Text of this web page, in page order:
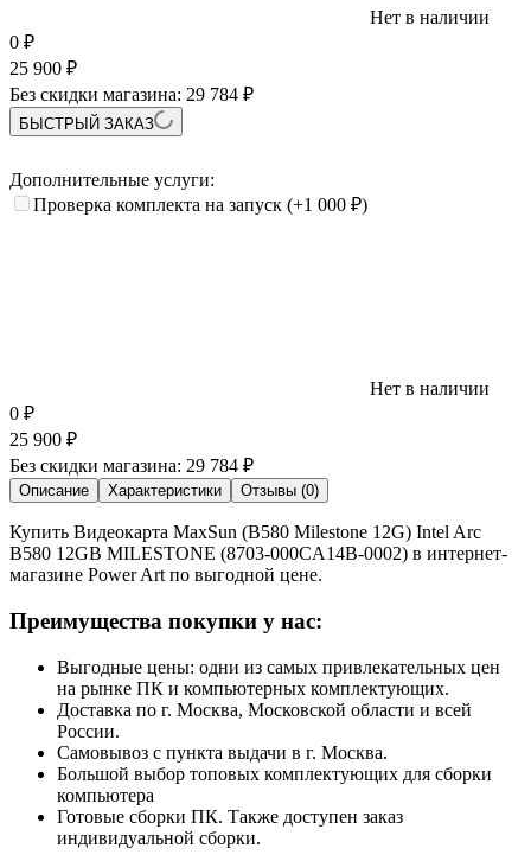
Нет в наличии
0 ₽
25 900 ₽
Без скидки магазина: 29 784 ₽
БЫСТРЫЙ ЗАКАЗ
Дополнительные услуги:
Проверка комплекта на запуск (+1 000 ₽)
Нет в наличии
0 ₽
25 900 ₽
Без скидки магазина: 29 784 ₽
Описание Характеристики Отзывы (0)
Купить Видеокарта MaxSun (B580 Milestone 12G) Intel Arc
B580 12GB MILESTONE (8703-000CA14B-0002) в интернет-
магазине Power Art по выгодной цене.
Преимущества покупки у нас:
Выгодные цены: одни из самых привлекательных цен
на рынке ПК и компьютерных комплектующих.
Доставка по г. Москва, Московской области и всей
России.
Самовывоз с пункта выдачи в г. Москва.
Большой выбор топовых комплектующих для сборки
компьютера
Готовые сборки ПК. Также доступен заказ
индивидуальной сборки.